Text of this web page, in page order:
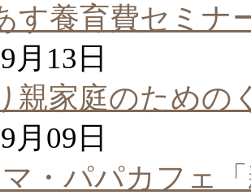
す養育費セミナ
月13日
親家庭のための
月09日
・パパカフェ